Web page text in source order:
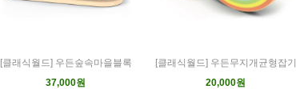
[클래식월드] 우든숲속마을블록
37,000원
[클래식월드] 우든무지개균형잡기
20,000원